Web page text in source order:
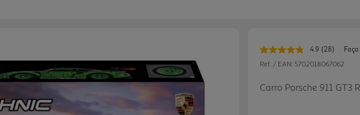
4.9 Leu
28
Link
para
(28)
Ref. / EAN: 5702018067062
Carro Porsche 911 GT3